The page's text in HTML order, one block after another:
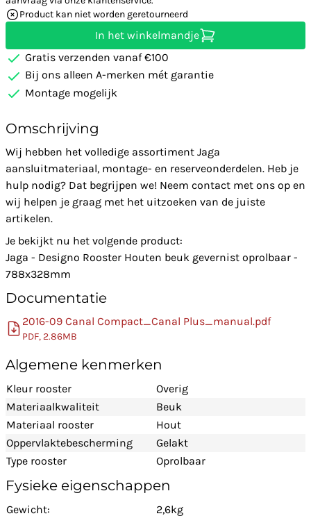
Product kan niet worden geretourneerd
In het winkelmandje
Gratis verzenden vanaf €100
Bij ons alleen A-merken mét garantie
Montage mogelijk
Omschrijving
Wij hebben het volledige assortiment Jaga
aansluitmateriaal, montage- en reserveonderdelen. Heb je
hulp nodig? Dat begrijpen we! Neem contact met ons op en
wij helpen je graag met het uitzoeken van de juiste
artikelen.
Je bekijkt nu het volgende product:
Jaga - Designo Rooster Houten beuk gevernist oprolbaar -
788x328mm
Documentatie
2016-09 Canal Compact_Canal Plus_manual.pdf
PDF, 2.86MB
Algemene kenmerken
Kleur rooster
Overig
Materiaalkwaliteit
Beuk
Materiaal rooster
Hout
Oppervlaktebescherming
Gelakt
Type rooster
Oprolbaar
Fysieke eigenschappen
Gewicht: 2,6kg